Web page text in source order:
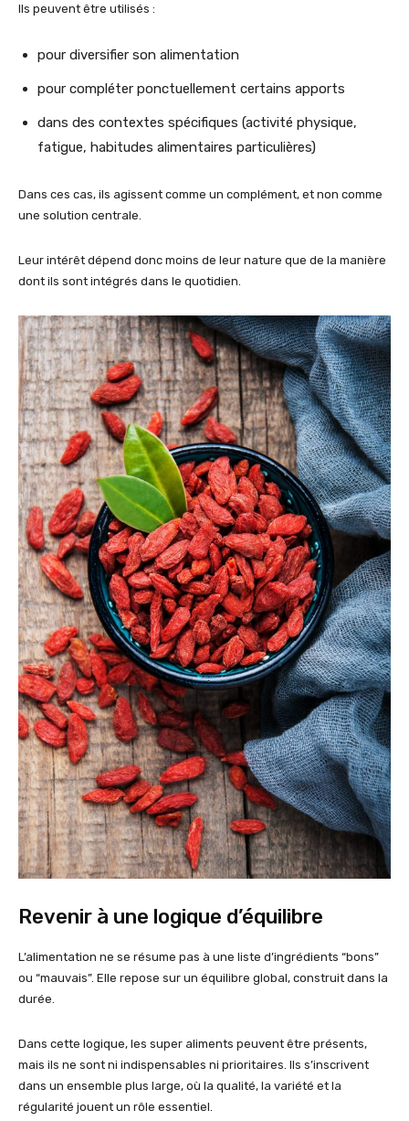
Ils peuvent être utilisés :
pour diversifier son alimentation
pour compléter ponctuellement certains apports
dans des contextes spécifiques (activité physique,
fatigue, habitudes alimentaires particulières)
Dans ces cas, ils agissent comme un complément, et non comme
une solution centrale.
Leur intérêt dépend donc moins de leur nature que de la manière
dont ils sont intégrés dans le quotidien.
Revenir à une logique d’équilibre
L’alimentation ne se résume pas à une liste d’ingrédients “bons”
ou “mauvais”. Elle repose sur un équilibre global, construit dans la
durée.
Dans cette logique, les super aliments peuvent être présents,
mais ils ne sont ni indispensables ni prioritaires. Ils s’inscrivent
dans un ensemble plus large, où la qualité, la variété et la
régularité jouent un rôle essentiel.